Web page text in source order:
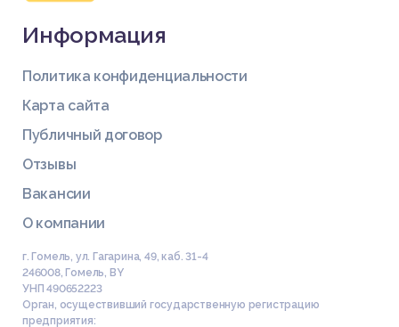
Информация
Политика конфиденциальности
Карта сайта
Публичный договор
Отзывы
Вакансии
О компании
г. Гомель, ул. Гагарина, 49, каб. 31-4
246008, Гомель, BY
УНП 490652223
Орган, осуществивший государственную регистрацию
предприятия: